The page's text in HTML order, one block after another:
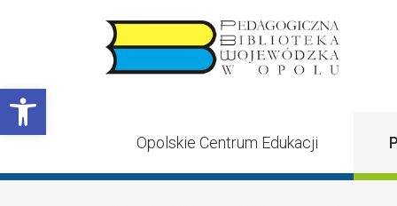
Otwórz pasek narzędzi
Opolskie Centrum Edukacji